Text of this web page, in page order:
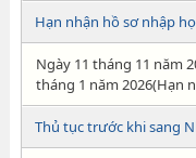
Hạn nhận hồ sơ nhập
Ngày 11 tháng 11 năm
tháng 1 năm 2026(Hạn
Thủ tục trước khi sang